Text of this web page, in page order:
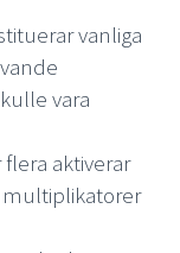
vanliga
vara
aktiverar
multiplikatorer